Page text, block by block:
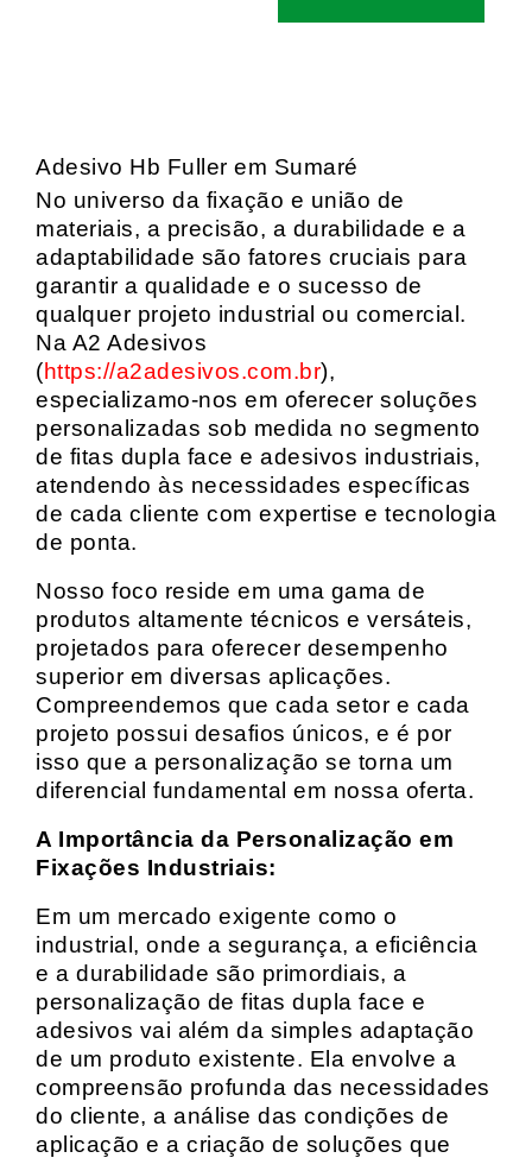
Adesivo Hb Fuller em Sumaré
No universo da fixação e união de
materiais, a precisão, a durabilidade e a
adaptabilidade são fatores cruciais para
garantir a qualidade e o sucesso de
qualquer projeto industrial ou comercial.
Na A2 Adesivos
(https://a2adesivos.com.br),
especializamo-nos em oferecer soluções
personalizadas sob medida no segmento
de fitas dupla face e adesivos industriais,
atendendo às necessidades específicas
de cada cliente com expertise e tecnologia
de ponta.
Nosso foco reside em uma gama de
produtos altamente técnicos e versáteis,
projetados para oferecer desempenho
superior em diversas aplicações.
Compreendemos que cada setor e cada
projeto possui desafios únicos, e é por
isso que a personalização se torna um
diferencial fundamental em nossa oferta.
A Importância da Personalização em
Fixações Industriais:
Em um mercado exigente como o
industrial, onde a segurança, a eficiência
e a durabilidade são primordiais, a
personalização de fitas dupla face e
adesivos vai além da simples adaptação
de um produto existente. Ela envolve a
compreensão profunda das necessidades
do cliente, a análise das condições de
aplicação e a criação de soluções que